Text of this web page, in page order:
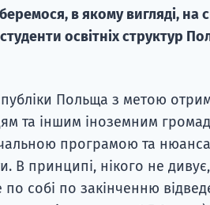
в якому вигляді, на
освітніх структур
Польща з метою
та іншим іноземним
програмою та
В принципі, нікого не
по собі по закінченню